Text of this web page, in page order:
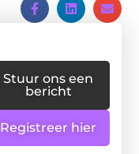
Stuur ons een
bericht
Registreer hier